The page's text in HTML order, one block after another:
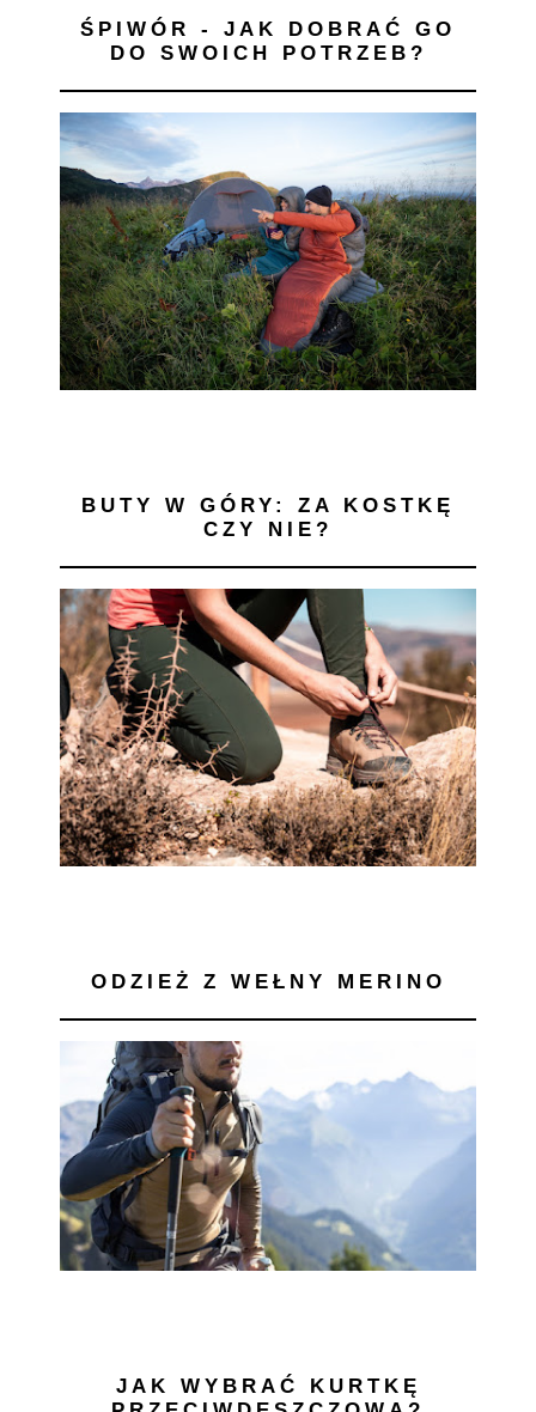
ŚPIWÓR - JAK DOBRAĆ GO
DO SWOICH POTRZEB?
BUTY W GÓRY: ZA KOSTKĘ
CZY NIE?
ODZIEŻ Z WEŁNY MERINO
JAK WYBRAĆ KURTKĘ